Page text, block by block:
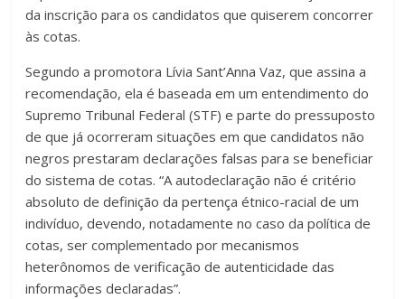
da inscrição para os candidatos que quiserem concorrer
às cotas.
Segundo a promotora Lívia Sant’Anna Vaz, que assina a
recomendação, ela é baseada em um entendimento do
Supremo Tribunal Federal (STF) e parte do pressuposto
de que já ocorreram situações em que candidatos não
negros prestaram declarações falsas para se beneficiar
do sistema de cotas. “A autodeclaração não é critério
absoluto de definição da pertença étnico-racial de um
indivíduo, devendo, notadamente no caso da política de
cotas, ser complementado por mecanismos
heterônomos de verificação de autenticidade das
informações declaradas”.